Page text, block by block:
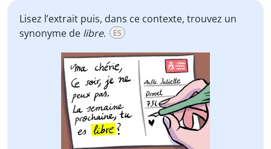
Lisez l’extrait puis, dans ce contexte, trouvez un
synonyme de libre. ES